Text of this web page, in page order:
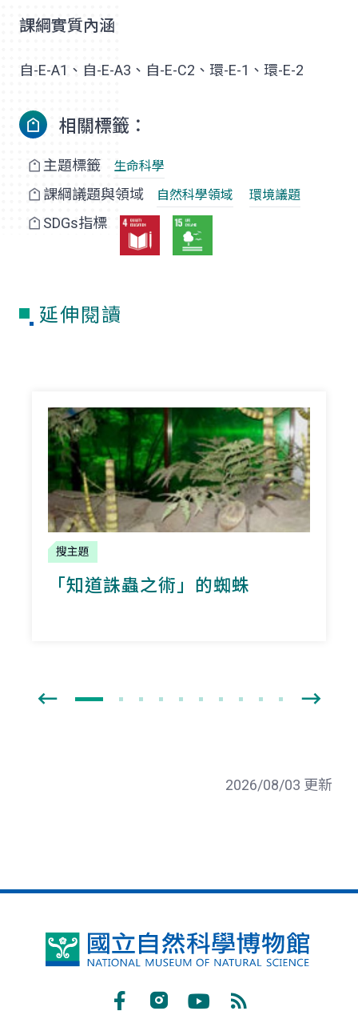
課綱實質內涵
自-E-A1、自-E-A3、自-E-C2、環-E-1、環-E-2
相關標籤：
主題標籤 生命科學
課綱議題與領域 自然科學領域 環境議題
SDGs指標
延伸閱讀
搜主題
「知道誅蟲之術」的蜘蛛
2026/08/03 更新
國